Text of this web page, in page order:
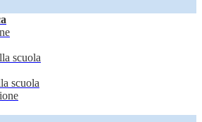
scuola
scuola